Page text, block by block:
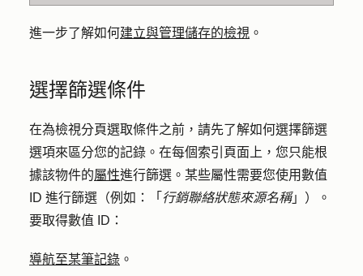
進一步了解如何建立與管理儲存的檢視 。
選擇篩選條件
在為檢視分頁選取條件之前，請先了解如何選擇篩選
選項來區分您的記錄。在每個索引頁面上，您只能根
據該物件的屬性進行篩選。某些屬性需要您使用數值
ID 進行篩選（例如：「 行銷聯絡狀態來源名稱」）。
要取得數值 ID：
導航至某筆記錄 。